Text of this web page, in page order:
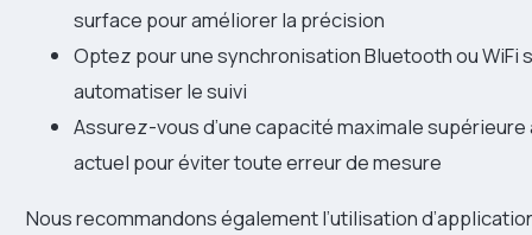
surface pour améliorer la précision
Optez pour une synchronisation Bluetooth ou WiFi
automatiser le suivi
Assurez-vous d’une capacité maximale
actuel pour éviter toute erreur de mesure
Nous recommandons également l’utilisation